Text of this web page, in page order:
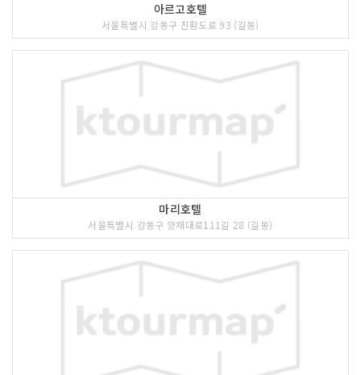
아르고호텔
서울특별시 강동구 진황도로 93 (길동)
마리호텔
서울특별시 강동구 양재대로111길 28 (길동)